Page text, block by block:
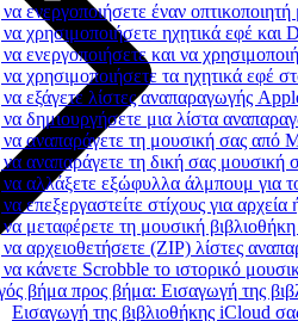
ενεργοποιήσετε έναν
χρησιμοποιήσετε ηχητικά εφέ
ενεργοποιήσετε και να
χρησιμοποιήσετε τα ηχητικά εφέ
εξάγετε λίστες αναπαραγωγής
δημιουργήσετε μια λίστα
αναπαράγετε τη μουσική σας από
αναπαράγετε τη δική σας μουσική
αλλάξετε εξώφυλλα άλμπουμ για
επεξεργαστείτε στίχους για
μεταφέρετε τη μουσική
αρχειοθετήσετε (ZIP) λίστες
κάνετε Scrobble το ιστορικό
βήμα προς βήμα: Εισαγωγή της
Εισαγωγή της βιβλιοθήκης iCloud